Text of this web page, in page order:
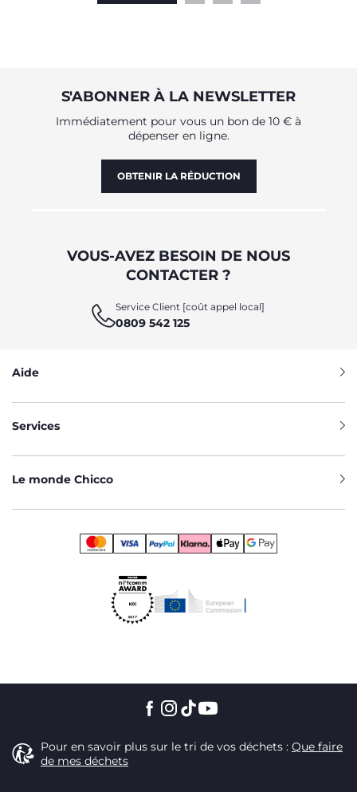
S'ABONNER À LA NEWSLETTER
Immédiatement pour vous un bon de 10 € à
dépenser en ligne.
OBTENIR LA RÉDUCTION
VOUS-AVEZ BESOIN DE NOUS
CONTACTER ?
Service Client [coût appel local]
0809 542 125
Aide
Services
Le monde Chicco
Pour en savoir plus sur le tri de vos déchets : Que faire
de mes déchets